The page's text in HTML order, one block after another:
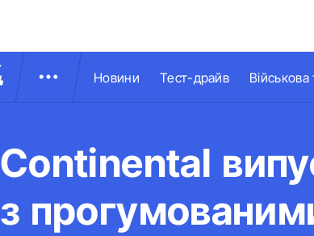
Новини Тест-драйв Військова
Continental
з